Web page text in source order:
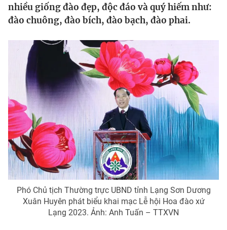
Thế giới
Tin tức
Thế giới đó đây
Câu chuyện quốc tế
Kinh tế
Tài chính
Thị trường
Góc doanh nghiệp
Dữ liệu và đời sống
Truyền hình
Phim VTV
Hậu trường
Nhân vật
Khán giả
Giải sao mai
Giải trí
Điện ảnh
Âm nhạc
Đời sống
Du lịch
Làm đẹp
Giáo dục
nhiều giống đào đẹp, độc đáo và quý hiếm như:
đào chuông, đào bích, đào bạch, đào phai.
Phó Chủ tịch Thường trực UBND tỉnh Lạng Sơn Dương
Xuân Huyên phát biểu khai mạc Lễ hội Hoa đào xứ
Lạng 2023. Ảnh: Anh Tuấn – TTXVN